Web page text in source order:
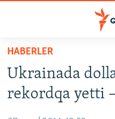
Esas
qaytmaq
Baş
navigatsiyağa
HABERLER
SİYASET
İQTİSADİYAT
HABERLER
Ukrainada
rekordqa yetti